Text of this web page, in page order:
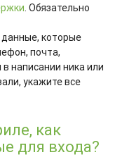
. Обязательно
которые
почта,
написании ника или
укажите все
как
для входа?